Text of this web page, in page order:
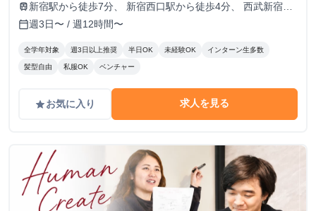
train 新宿駅から徒歩7分、 新宿西口駅から徒歩4分、 西武新宿駅
から徒歩5分、 西新宿駅から徒歩9分
calendar_today週3日〜 / 週12時間〜
全学年対象 週3日以上推奨 半日OK 未経験OK インターン生多数
髪型自由 私服OK ベンチャー
gradeお気に入り 求人を見る